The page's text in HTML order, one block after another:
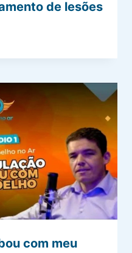
de lesões
com meu